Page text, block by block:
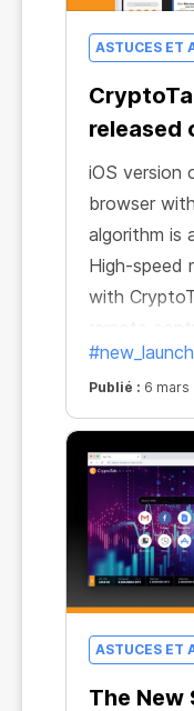
ASTUCES ET
released
iOS version
browser
algorithm is
High-speed
with
remote
CryptoTab
accessible
with a
#new_launch
Publié : 6 mars
ASTUCES ET
The New